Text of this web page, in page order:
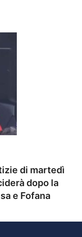
di martedì
dopo la
e Fofana